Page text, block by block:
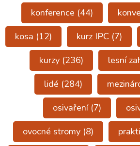
konference (44)
kosa (12) kurz IPC (7)
kurzy(236) lesní
lidé (284)
osivaření(7)
ovocné stromy(8)